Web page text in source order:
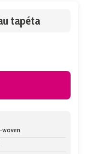
tapéta
woven